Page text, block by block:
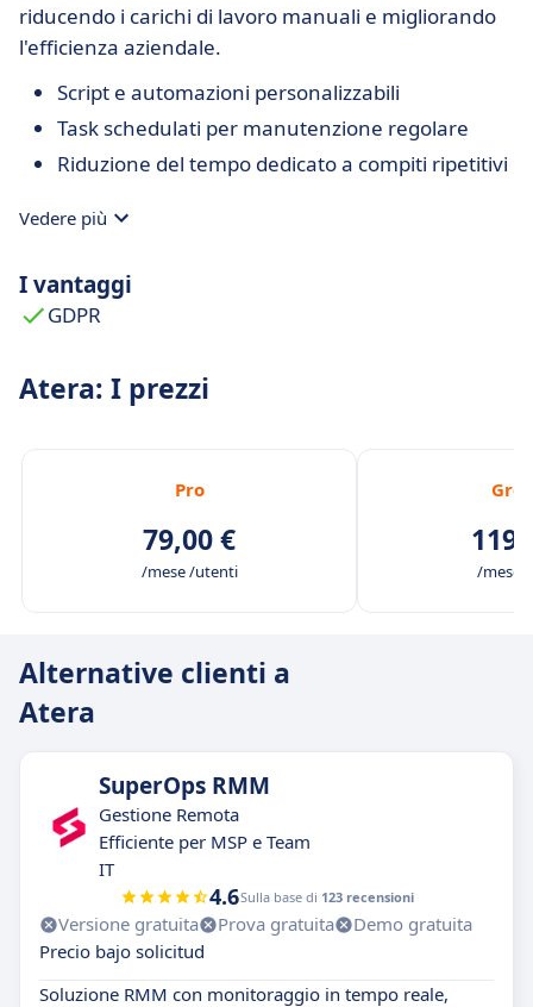
riducendo i carichi di lavoro manuali e migliorando
l'efficienza aziendale.
Script e automazioni personalizzabili
Task schedulati per manutenzione regolare
Riduzione del tempo dedicato a compiti ripetitivi
Vedere più
I vantaggi
GDPR
Atera: I prezzi
Pro
79,00 €
/mese /utenti /mese
Alternative clienti a
Atera
SuperOps RMM
Gestione Remota
Efficiente per MSP e Team
IT
4.6Sulla base di 123 recensioni
Versione gratuita Prova gratuita
Demo gratuita
Precio bajo solicitud
Soluzione RMM con monitoraggio in tempo reale,